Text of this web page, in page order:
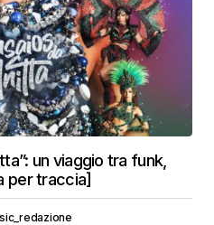
un viaggio tra funk,
per traccia]